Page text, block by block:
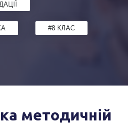
#8 КЛАС
методичній